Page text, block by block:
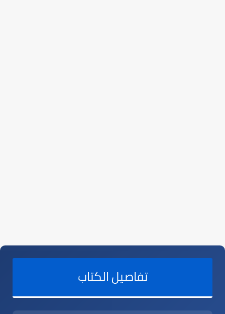
تفاصيل الكتاب